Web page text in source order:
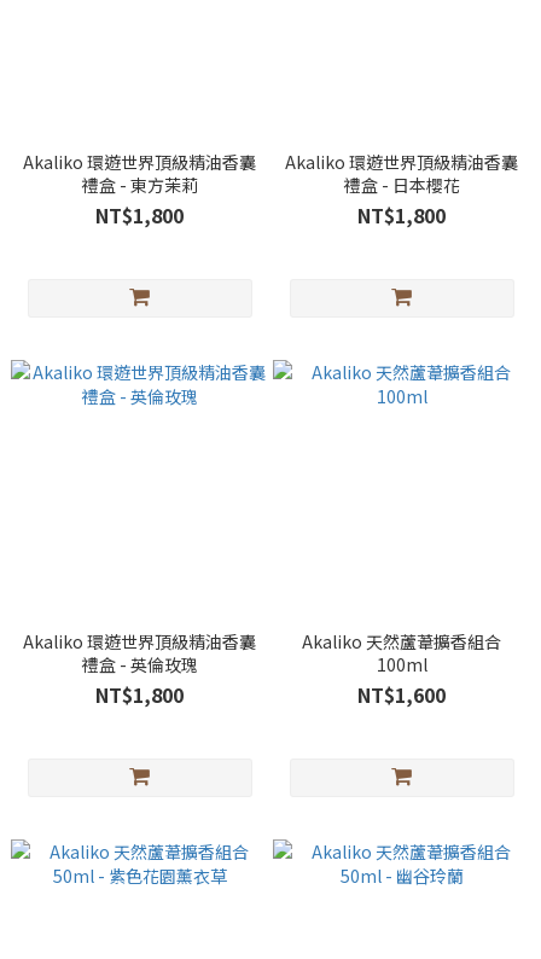
Akaliko 環遊世界頂級精油香囊
禮盒 - 東方茉莉
NT$1,800
Akaliko 環遊世界頂級精油香囊
禮盒 - 日本櫻花
NT$1,800
Akaliko 環遊世界頂級精油香囊
禮盒 - 英倫玫瑰
NT$1,800
Akaliko 天然蘆葦擴香組合
100ml
NT$1,600